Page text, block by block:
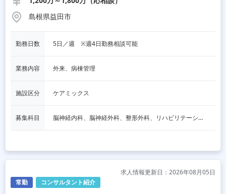
島根県益田市
勤務日数 5日／週　※週4日勤務相談可能
業務内容 外来、病棟管理
施設区分 ケアミックス
募集科目 脳神経内科、脳神経外科、整形外科、リハビリテーション科
常勤 コンサルタント紹介
求人情報更新日：2026年08月05日